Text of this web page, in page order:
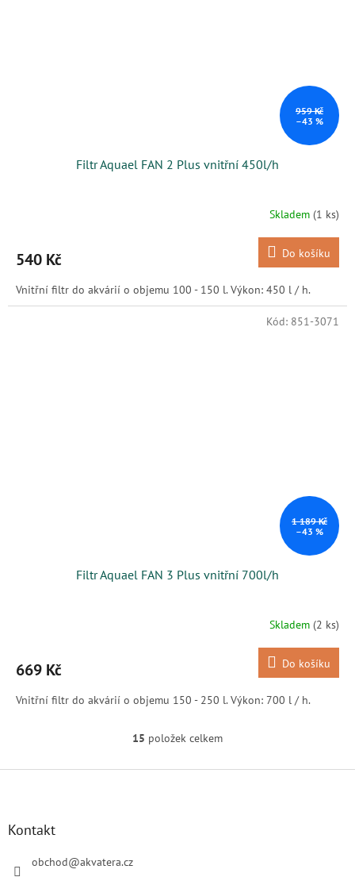
959 Kč
–43 %
Filtr Aquael FAN 2 Plus vnitřní 450l/h
Skladem (1 ks)
540 Kč Do košíku
Vnitřní filtr do akvárií o objemu 100 - 150 l. Výkon: 450 l / h.
1 189 Kč
–43 %
Filtr Aquael FAN 3 Plus vnitřní 700l/h
Skladem (2 ks)
669 Kč Do košíku
Vnitřní filtr do akvárií o objemu 150 - 250 l. Výkon: 700 l / h.
Kód: 851-3071
O
l
15 položek celkem
Kontakt
obchod@akvatera.cz